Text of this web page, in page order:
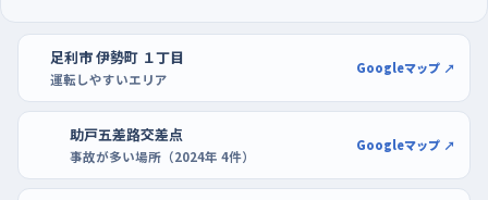
足利市 伊勢町 １丁目
運転しやすいエリア
Googleマップ ↗
助戸五差路交差点
事故が多い場所（2024年 4件）
Googleマップ ↗